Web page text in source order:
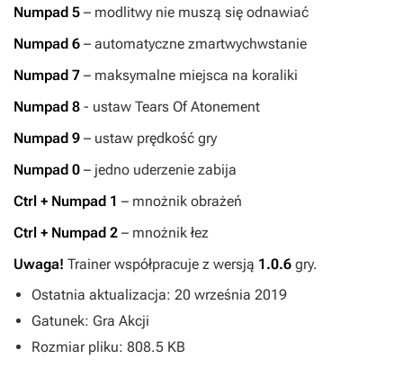
Numpad 5 – modlitwy nie muszą się odnawiać
Numpad 6 – automatyczne zmartwychwstanie
Numpad 7 – maksymalne miejsca na koraliki
Numpad 8 - ustaw Tears Of Atonement
Numpad 9 – ustaw prędkość gry
Numpad 0 – jedno uderzenie zabija
Ctrl + Numpad 1 – mnożnik obrażeń
Ctrl + Numpad 2 – mnożnik łez
Uwaga! Trainer współpracuje z wersją 1.0.6 gry.
Ostatnia aktualizacja: 20 września 2019
Gatunek: Gra Akcji
Rozmiar pliku: 808.5 KB